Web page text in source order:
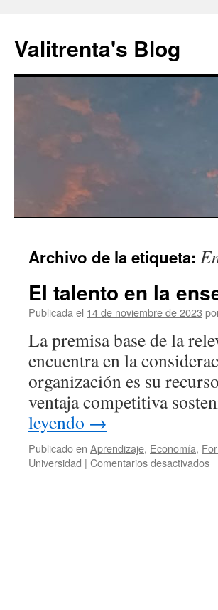
contenido
Valitrenta's Blog
Archivo de la etiqueta:
El talento en la
Publicada el 14 de noviembre de 2023
La premisa base de la
encuentra en la
organización es su
ventaja competitiva
leyendo →
Publicado en Aprendizaje, Economía,
Universidad | Comentarios desactivados